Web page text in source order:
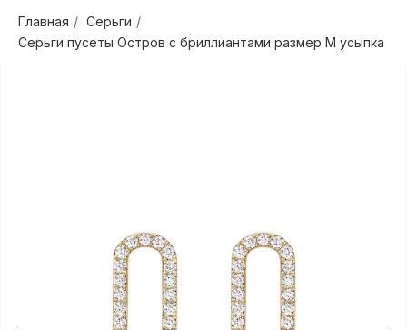
Главная / Серьги /
Серьги пусеты Остров с бриллиантами размер М усыпка